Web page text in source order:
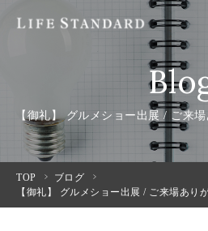
【御礼】 グルメショー出展 / ご来
TOP
ブログ
【御礼】 グルメショー出展 / ご来場あり